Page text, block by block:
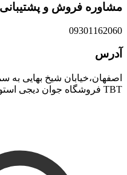
مشاوره فروش و پشتیبانی
09301162060
آدرس
اصفهان،خیابان شیخ بهایی
TBT فروشگاه جوان دیجی استور (پلاک 61)